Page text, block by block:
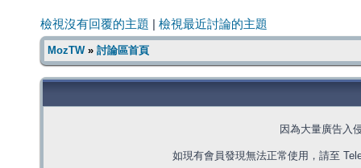
檢視沒有回覆的主題 檢視最近討論的主題
MozTW» 討論區首頁
因為大量廣告入
如現有會員發現無法正常使用，請至